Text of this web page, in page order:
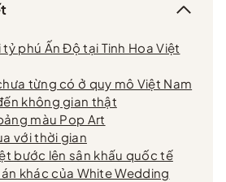
phú Ấn Độ tại Tinh Hoa Việt
từng có ở quy mô Việt Nam
không gian thật
màu Pop Art
với thời gian
bước lên sân khấu quốc tế
khác của White Wedding